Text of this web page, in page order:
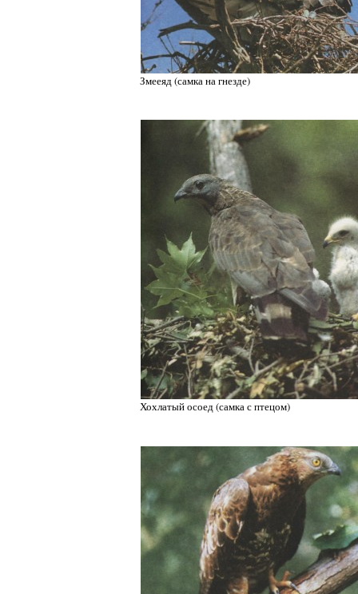
Змееяд (самка на гнезде)
Хохлатый осоед (самка с птецом)